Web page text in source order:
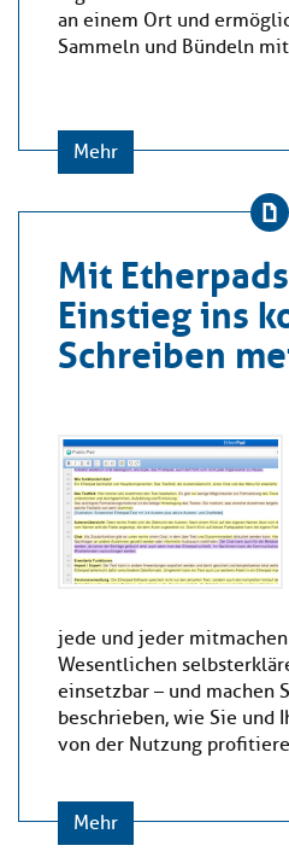
an einem Ort und
Sammeln und Bündeln
Mehr
Mit
Einstieg ins
Schreiben
jede und jeder
Wesentlichen
einsetzbar – und machen
beschrieben, wie Sie und
von der Nutzung
Mehr